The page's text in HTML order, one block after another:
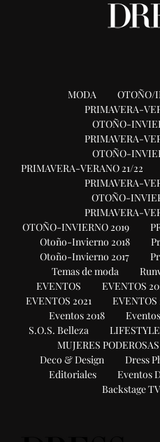
MODA
OTOÑO/
PRIMAVERA-
OTOÑO-
PRIMAVERA-
OTOÑO-
PRIMAVERA-VERANO 21/22
PRIMAVERA-
OTOÑO-
PRIMAVERA-
OTOÑO-INVIERNO 2019
Otoño-Invierno 2018
Otoño-Invierno 2017
Temas de moda
EVENTOS
EVENTOS
EVENTOS 2021
EVENTOS
Eventos 2018
S.O.S. Belleza
LIFESTYLE
MUJERES PODEROSAS
Deco & Design
Dress
Editoriales
Eventos
Backstage TV